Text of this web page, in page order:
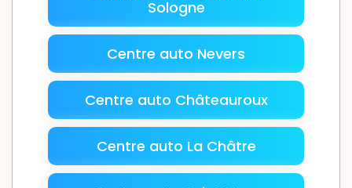
Sologne
Centre auto Nevers
Centre auto Châteauroux
Centre auto La Châtre